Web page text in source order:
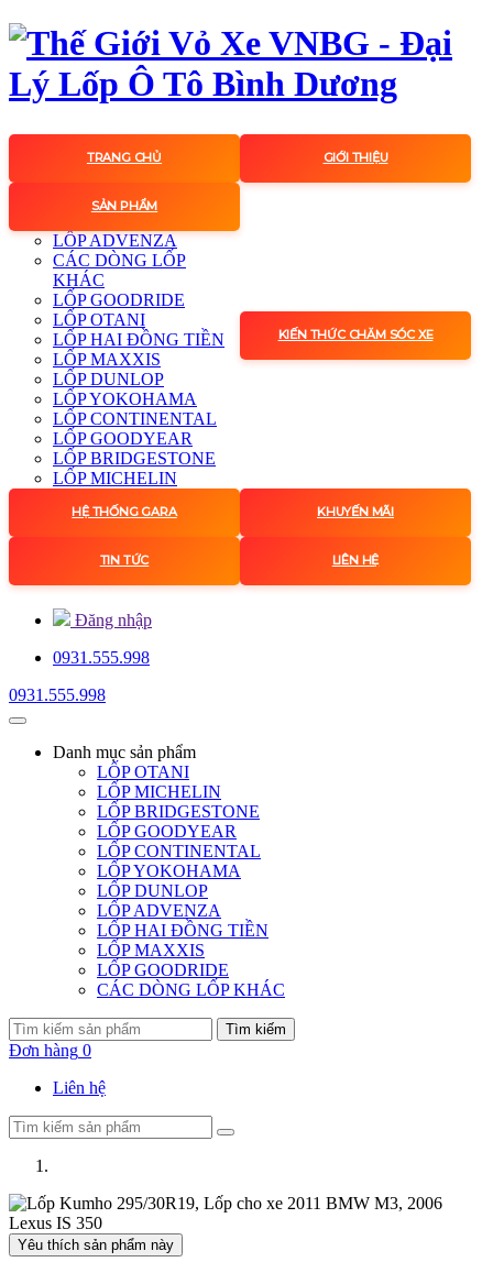
TRANG CHỦ GIỚI THIỆU
SẢN PHẨM
LỐP ADVENZA
CÁC DÒNG LỐP
KHÁC
LỐP GOODRIDE
LỐP OTANI
LỐP HAI ĐỒNG TIỀN
LỐP MAXXIS
LỐP DUNLOP
LỐP YOKOHAMA
LỐP CONTINENTAL
LỐP GOODYEAR
LỐP BRIDGESTONE
LỐP MICHELIN
KIẾN THỨC CHĂM SÓC XE
HỆ THỐNG GARA KHUYẾN MÃI
TIN TỨC LIÊN HỆ
Đăng nhập
0931.555.998
0931.555.998
Danh mục sản phẩm
LỐP OTANI
LỐP MICHELIN
LỐP BRIDGESTONE
LỐP GOODYEAR
LỐP CONTINENTAL
LỐP YOKOHAMA
LỐP DUNLOP
LỐP ADVENZA
LỐP HAI ĐỒNG TIỀN
LỐP MAXXIS
LỐP GOODRIDE
CÁC DÒNG LỐP KHÁC
Tìm kiếm
Đơn hàng 0
Liên hệ
Yêu thích sản phẩm này